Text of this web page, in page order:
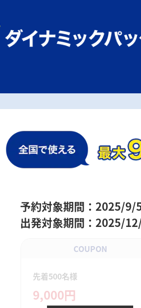
予約対象期間：2025/
出発対象期間：2025/
COUPON
先着500名様
9,000円